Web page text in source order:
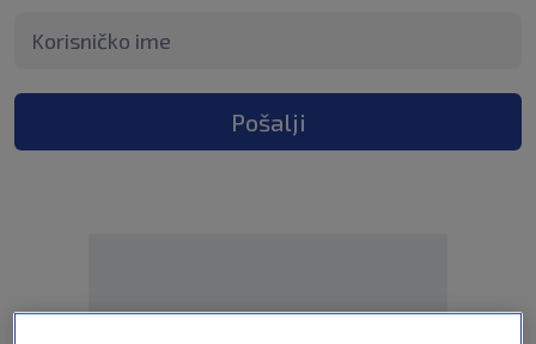
Pošalji